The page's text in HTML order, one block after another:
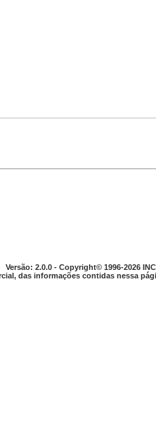
Versão: 2.0.0 - Copyright© 1996-2026
das informações contidas nessa